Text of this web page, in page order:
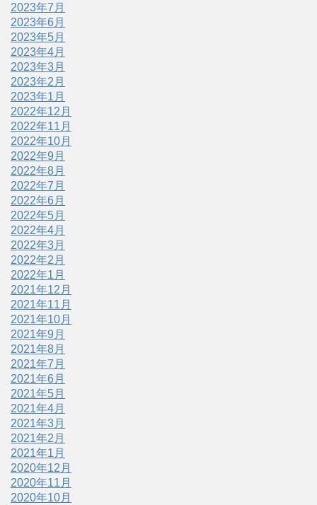
2023年7月
2023年6月
2023年5月
2023年4月
2023年3月
2023年2月
2023年1月
2022年12月
2022年11月
2022年10月
2022年9月
2022年8月
2022年7月
2022年6月
2022年5月
2022年4月
2022年3月
2022年2月
2022年1月
2021年12月
2021年11月
2021年10月
2021年9月
2021年8月
2021年7月
2021年6月
2021年5月
2021年4月
2021年3月
2021年2月
2021年1月
2020年12月
2020年11月
2020年10月